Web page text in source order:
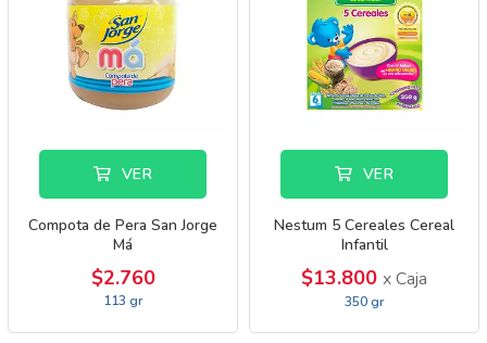
VER
Compota de Pera San Jorge
Má
$2.760
113 gr
VER
Nestum 5 Cereales Cereal
Infantil
$13.800 x Caja
350 gr